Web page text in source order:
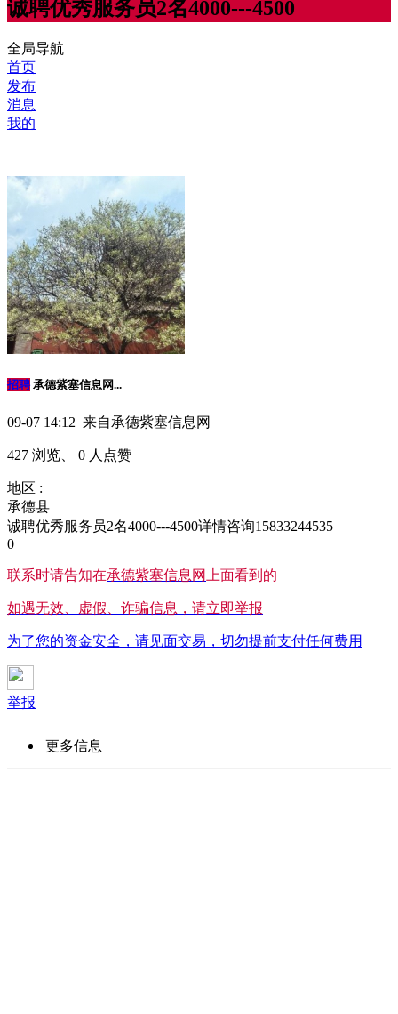
诚聘优秀服务员2名4000---4500
全局导航
首页
发布
消息
我的
招聘 承德紫塞信息网...
09-07 14:12 来自承德紫塞信息网
427 浏览、 0 人点赞
地区 :
承德县
诚聘优秀服务员2名4000---4500详情咨询15833244535
0
联系时请告知在承德紫塞信息网 上面看到的
如遇无效、虚假、诈骗信息，请立即举报
为了您的资金安全，请见面交易，切勿提前支付任何费用
举报
更多信息